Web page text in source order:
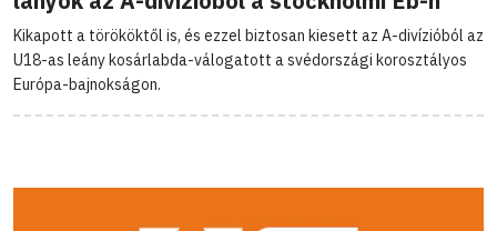
Kikapott a törököktől is, és ezzel biztosan kiesett az A-divízióból az
U18-as leány kosárlabda-válogatott a svédországi korosztályos
Európa-bajnokságon.